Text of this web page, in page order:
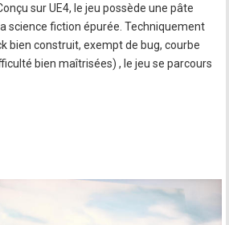
sur UE4, le jeu possède une pâte
science fiction épurée. Techniquement
bien construit, exempt de bug, courbe
bien maîtrisées) , le jeu se parcours